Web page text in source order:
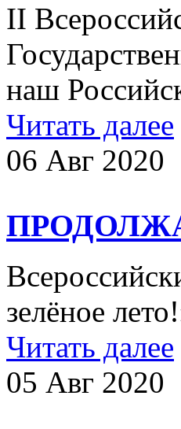
II
наш
Читать далее
06 Авг 2020
зелёное
Читать далее
05 Авг 2020